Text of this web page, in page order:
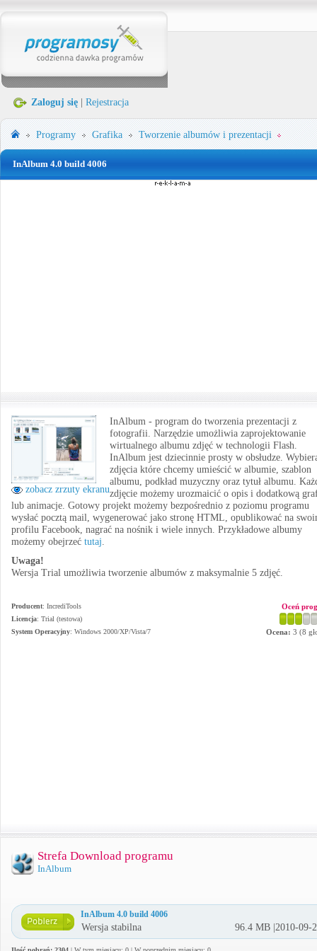
Zaloguj się Rejestracja
Programy Grafika Tworzenie albumów i prezentacji
InAlbum 4.0 build 4006
zobacz zrzuty ekranu
InAlbum - program do tworzenia prezentacji z
fotografii. Narzędzie umożliwia zaprojektowanie
wirtualnego albumu zdjęć w technologii Flash.
InAlbum jest dziecinnie prosty w obsłudze.
zdjęcia które chcemy umieścić w albumie, szablon
albumu, podkład muzyczny oraz tytuł albumu.
zdjęcie możemy urozmaicić o opis i dodatkową
lub animacje. Gotowy projekt możemy bezpośrednio z poziomu programu
wysłać pocztą mail, wygenerować jako stronę HTML, opublikować na
profilu Facebook, nagrać na nośnik i wiele innych. Przykładowe albumy
możemy obejrzeć tutaj.
Uwaga!
Wersja Trial umożliwia tworzenie albumów z maksymalnie 5 zdjęć.
Producent: IncrediTools
Licencja: Trial (testowa)
System Operacyjny: Windows 2000/XP/Vista/7
Oceń
Ocena: 3 (8
Strefa Download programu
InAlbum
InAlbum 4.0 build 4006
Wersja stabilna 96.4 MB |2010-09-